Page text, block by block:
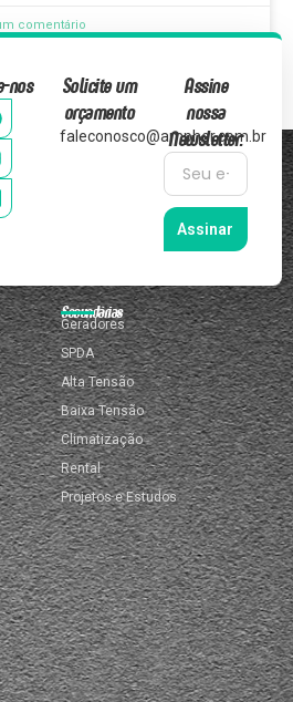
comentário
nos
Solicite um
orçamento
faleconosco@ampher.com.br
Assine
nossa
Newsletter:
Assinar
Secundárias
Geradores
SPDA
Alta Tensão
Baixa Tensão
Climatização
Rental
Projetos e Estudos